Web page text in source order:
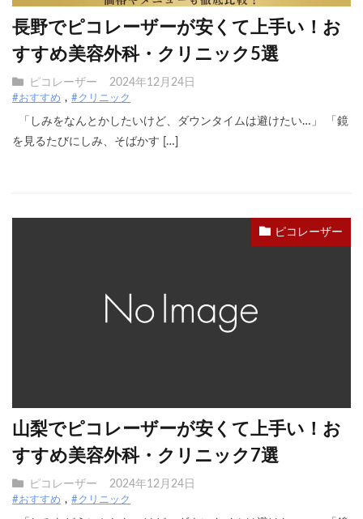
長野でピコレーザーが安くて上手い！お
すすめ美容外科・クリニック5選
ピコレーザー 2024年12月24日
#おすすめ #クリニック
「しみをなんとかしたいけど、ダウンタイムは避けたい…」 「鏡
を見るたびにしみ、そばかす […]
ピコレーザー
山梨でピコレーザーが安くて上手い！お
すすめ美容外科・クリニック7選
ピコレーザー 2024年12月24日
#おすすめ #クリニック